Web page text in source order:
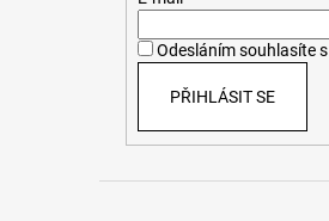
Odesláním souhlasíte s
PŘIHLÁSIT SE